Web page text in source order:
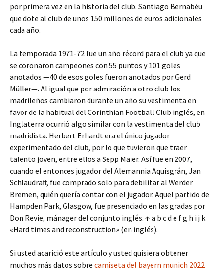
por primera vez en la historia del club. Santiago Bernabéu
que dote al club de unos 150 millones de euros adicionales
cada año.
La temporada 1971-72 fue un año récord para el club ya que
se coronaron campeones con 55 puntos y 101 goles
anotados —40 de esos goles fueron anotados por Gerd
Müller—. Al igual que por admiración a otro club los
madrileños cambiaron durante un año su vestimenta en
favor de la habitual del Corinthian Football Club inglés, en
Inglaterra ocurrió algo similar con la vestimenta del club
madridista. Herbert Erhardt era el único jugador
experimentado del club, por lo que tuvieron que traer
talento joven, entre ellos a Sepp Maier. Así fue en 2007,
cuando el entonces jugador del Alemannia Aquisgrán, Jan
Schlaudraff, fue comprado solo para debilitar al Werder
Bremen, quién quería contar con el jugador. Aquel partido de
Hampden Park, Glasgow, fue presenciado en las gradas por
Don Revie, mánager del conjunto inglés. ↑ a b c d e f g h i j k
«Hard times and reconstruction» (en inglés).
Si usted acarició este artículo y usted quisiera obtener
muchos más datos sobre camiseta del bayern munich 2022